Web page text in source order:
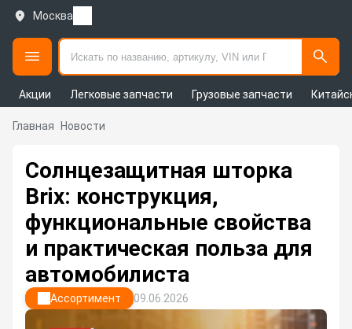
Москва
Акции Легковые запчасти Грузовые запчасти
Главная Новости
Солнцезащитная шторка
Brix: конструкция,
функциональные свойства
и практическая польза для
автомобилиста
Ассортимент 09.06.2026